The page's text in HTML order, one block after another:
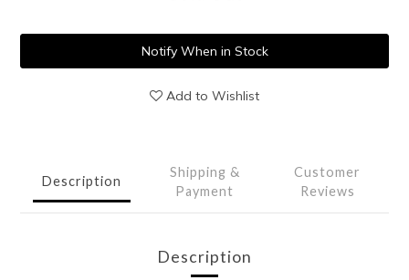
Notify When in Stock
Add to Wishlist
Description
Shipping &
Payment
Customer
Reviews
Description